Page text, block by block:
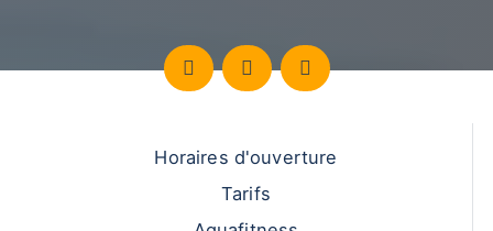
Horaires d'ouverture
Tarifs